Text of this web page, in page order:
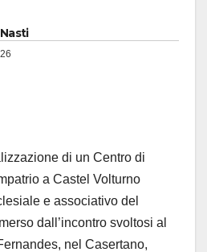
di un Centro di
a Castel Volturno
e associativo del
dall’incontro svoltosi al
nel Casertano,